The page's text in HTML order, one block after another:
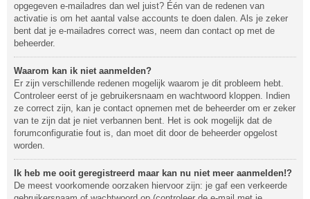
opgegeven e-mailadres dan wel juist? Één van de redenen van
activatie is om het aantal valse accounts te doen dalen. Als je zeker
bent dat je e-mailadres correct was, neem dan contact op met de
beheerder.
Waarom kan ik niet aanmelden?
Er zijn verschillende redenen mogelijk waarom je dit probleem hebt.
Controleer eerst of je gebruikersnaam en wachtwoord kloppen. Indien
ze correct zijn, kan je contact opnemen met de beheerder om er zeker
van te zijn dat je niet verbannen bent. Het is ook mogelijk dat de
forumconfiguratie fout is, dan moet dit door de beheerder opgelost
worden.
Ik heb me ooit geregistreerd maar kan nu niet meer aanmelden!?
De meest voorkomende oorzaken hiervoor zijn: je gaf een verkeerde